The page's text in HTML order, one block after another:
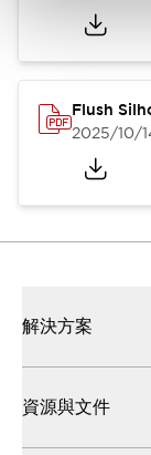
Flush
2025/10/
解決方案
資源與文件